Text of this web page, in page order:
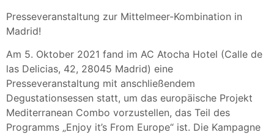
Presseveranstaltung zur Mittelmeer-Kombination in
Madrid!
Am 5. Oktober 2021 fand im AC Atocha Hotel (Calle de
las Delicias, 42, 28045 Madrid) eine
Presseveranstaltung mit anschließendem
Degustationsessen statt, um das europäische Projekt
Mediterranean Combo vorzustellen, das Teil des
Programms „Enjoy it’s From Europe“ ist. Die Kampagne